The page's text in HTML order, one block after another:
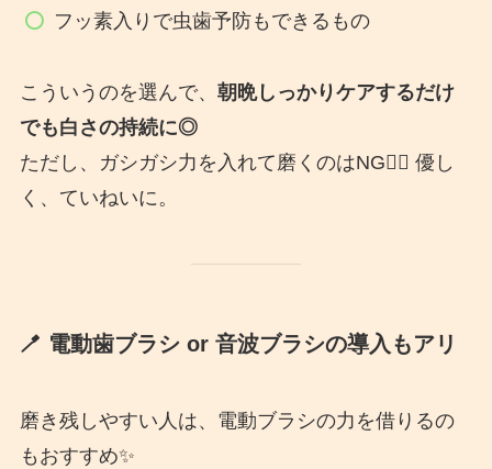
フッ素入りで虫歯予防もできるもの
こういうのを選んで、 朝晩しっかりケアするだけ
でも白さの持続に◎
ただし、ガシガシ力を入れて磨くのはNG🙅‍♀️ 優し
く、ていねいに。
🪥 電動歯ブラシ or 音波ブラシの導入もアリ
磨き残しやすい人は、電動ブラシの力を借りるの
もおすすめ✨